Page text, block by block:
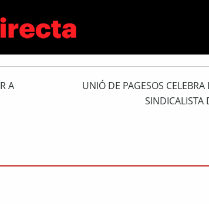
A
UNIÓ DE PAGESOS CELEBRA
SINDICALISTA